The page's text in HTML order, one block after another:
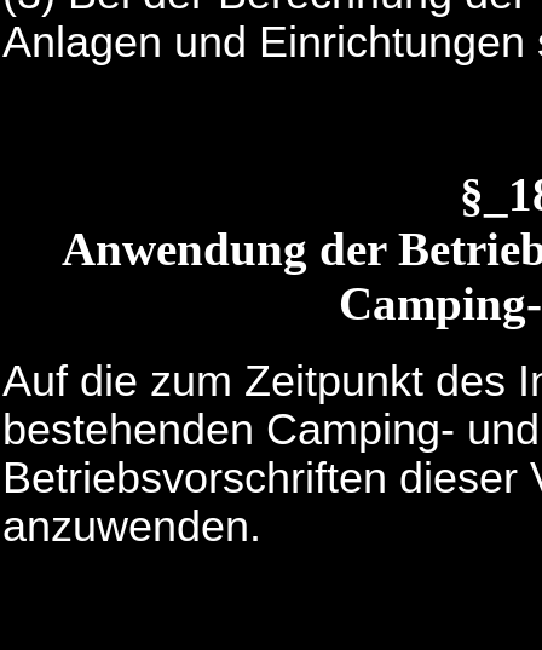
Anlagen und
Anwendung der
Auf die zum Zeitpunkt des
bestehenden Camping-
Betriebsvorschriften dieser
anzuwenden.